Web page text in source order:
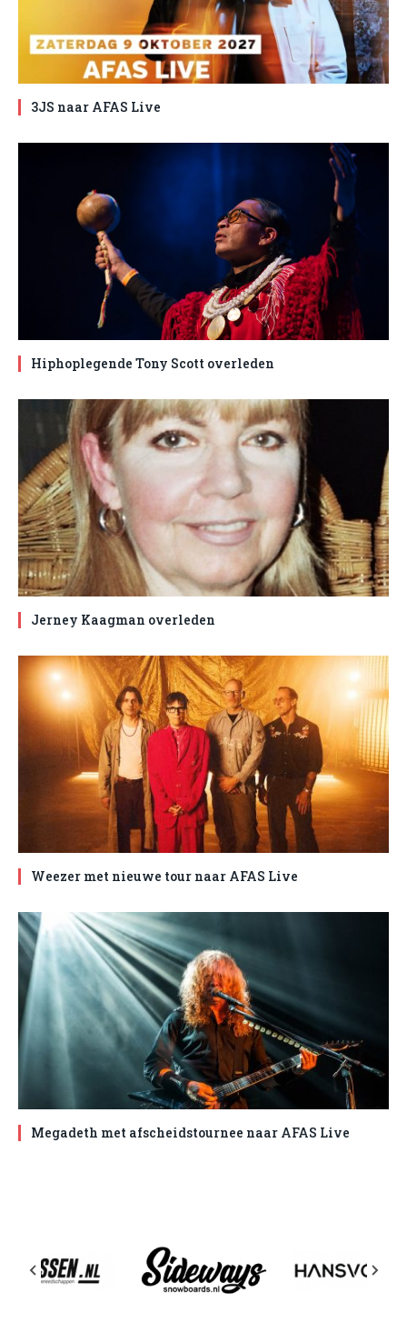
3JS naar AFAS Live
Hiphoplegende Tony Scott overleden
Jerney Kaagman overleden
Weezer met nieuwe tour naar AFAS Live
Megadeth met afscheidstournee naar AFAS Live